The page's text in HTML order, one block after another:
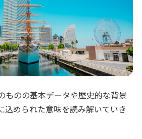
ものの基本データや歴史的な背景
込められた意味を読み解いていき